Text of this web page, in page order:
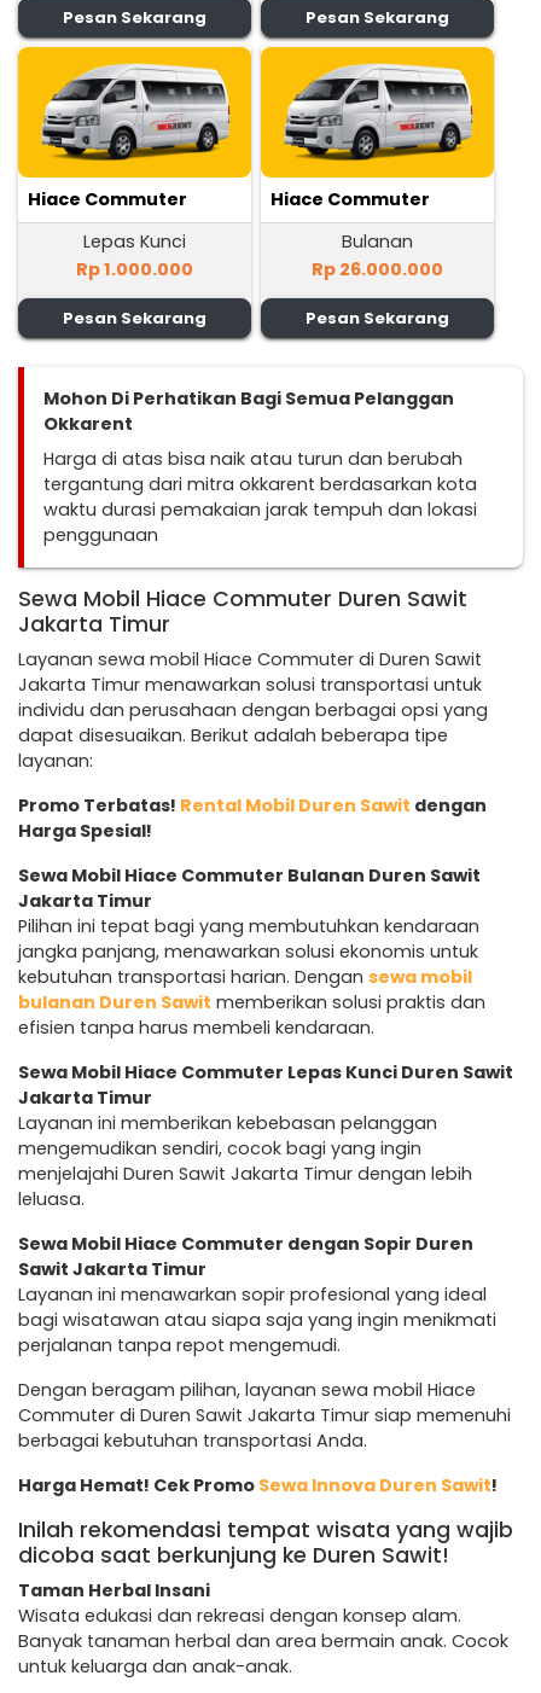
Pesan Sekarang Pesan Sekarang
Hiace Commuter
Lepas Kunci
Rp 1.000.000
Pesan Sekarang
Hiace Commuter
Bulanan
Rp 26.000.000
Pesan Sekarang
Mohon Di Perhatikan Bagi Semua Pelanggan
Okkarent
Harga di atas bisa naik atau turun dan berubah
tergantung dari mitra okkarent berdasarkan kota
waktu durasi pemakaian jarak tempuh dan lokasi
penggunaan
Sewa Mobil Hiace Commuter Duren Sawit
Jakarta Timur
Layanan sewa mobil Hiace Commuter di Duren Sawit
Jakarta Timur menawarkan solusi transportasi untuk
individu dan perusahaan dengan berbagai opsi yang
dapat disesuaikan. Berikut adalah beberapa tipe
layanan:
Promo Terbatas! Rental Mobil Duren Sawit dengan
Harga Spesial!
Sewa Mobil Hiace Commuter Bulanan Duren Sawit
Jakarta Timur
Pilihan ini tepat bagi yang membutuhkan kendaraan
jangka panjang, menawarkan solusi ekonomis untuk
kebutuhan transportasi harian. Dengan sewa mobil
bulanan Duren Sawit memberikan solusi praktis dan
efisien tanpa harus membeli kendaraan.
Sewa Mobil Hiace Commuter Lepas Kunci Duren Sawit
Jakarta Timur
Layanan ini memberikan kebebasan pelanggan
mengemudikan sendiri, cocok bagi yang ingin
menjelajahi Duren Sawit Jakarta Timur dengan lebih
leluasa.
Sewa Mobil Hiace Commuter dengan Sopir Duren
Sawit Jakarta Timur
Layanan ini menawarkan sopir profesional yang ideal
bagi wisatawan atau siapa saja yang ingin menikmati
perjalanan tanpa repot mengemudi.
Dengan beragam pilihan, layanan sewa mobil Hiace
Commuter di Duren Sawit Jakarta Timur siap memenuhi
berbagai kebutuhan transportasi Anda.
Harga Hemat! Cek Promo Sewa Innova Duren Sawit!
Inilah rekomendasi tempat wisata yang wajib
dicoba saat berkunjung ke Duren Sawit!
Taman Herbal Insani
Wisata edukasi dan rekreasi dengan konsep alam.
Banyak tanaman herbal dan area bermain anak. Cocok
untuk keluarga dan anak-anak.